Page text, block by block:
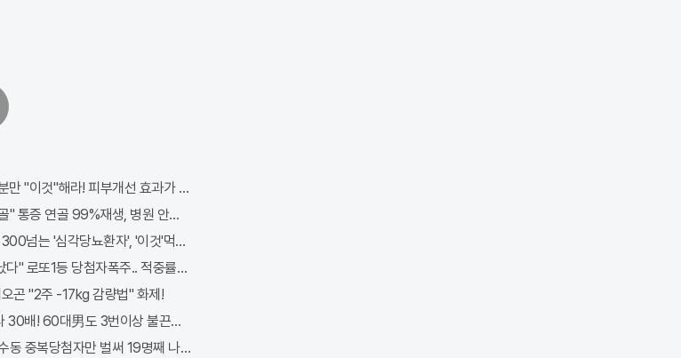
리는 이유 알고보니…
만 "이것"해라! 피부개선 효과가 바로 나타난다!!
" 통증 연골 99%재생, 병원 안가도돼... "충격"
넘는 '심각당뇨환자', '이것'먹자마자
다" 로또1등 당첨자폭주.. 적중률87%
곤 "2주 -17kg 감량법" 화제!
30배! 60대男도 3번이상 불끈불끈!
동 중복당첨자만 벌써 19명째 나왔다.